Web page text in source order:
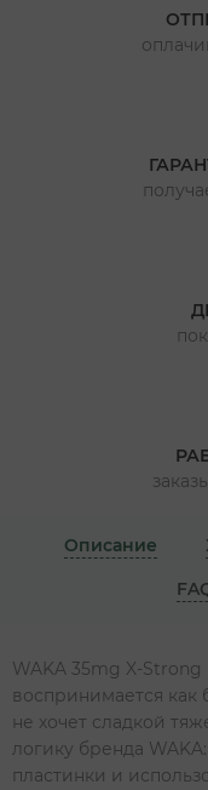
Описание
WAKA 35mg X-
воспринимается как
не хочет сладкой
логику бренда
пластинки и